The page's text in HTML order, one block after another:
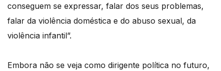
conseguem se expressar, falar dos seus problemas,
falar da violência doméstica e do abuso sexual, da
violência infantil”.
Embora não se veja como dirigente política no futuro,